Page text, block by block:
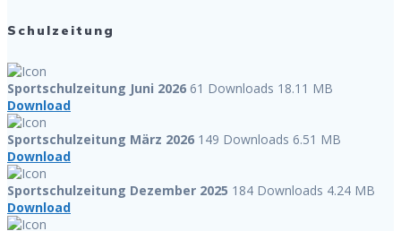
Schulzeitung
Sportschulzeitung Juni 2026 61 Downloads 18.11 MB
Download
Sportschulzeitung März 2026 149 Downloads 6.51 MB
Download
Sportschulzeitung Dezember 2025 184 Downloads 4.24 MB
Download